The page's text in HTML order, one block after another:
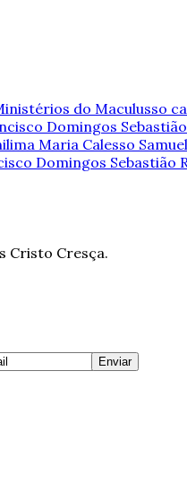
do Maculusso
Domingos Sebastião
Maria Calesso
Domingos Sebastião
Cristo Cresça.